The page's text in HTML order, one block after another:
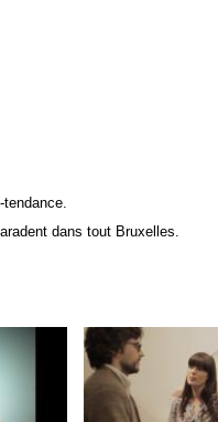
tendance.
dans tout Bruxelles.